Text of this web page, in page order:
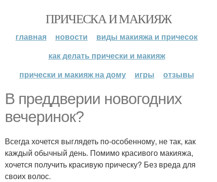
ПРИЧЕСКА И МАКИЯЖ
главная новости
виды макияжа и причесок
как делать прически и макияж
прически и макияж на дому
игры отзывы
В преддверии новогодних
вечеринок?
Всегда хочется выглядеть по-особенному, не так, как
каждый обычный день. Помимо красивого макияжа,
хочется получить красивую прическу? Без вреда для
своих волос.